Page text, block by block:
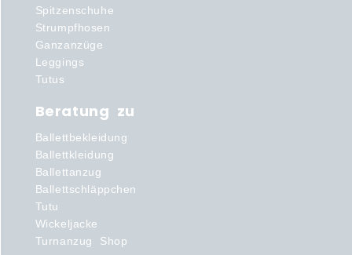
Spitzenschuhe
Strumpfhosen
Ganzanzüge
Leggings
Tutus
Beratung zu
Ballettbekleidung
Ballettkleidung
Ballettanzug
Ballettschläppchen
Tutu
Wickeljacke
Turnanzug Shop